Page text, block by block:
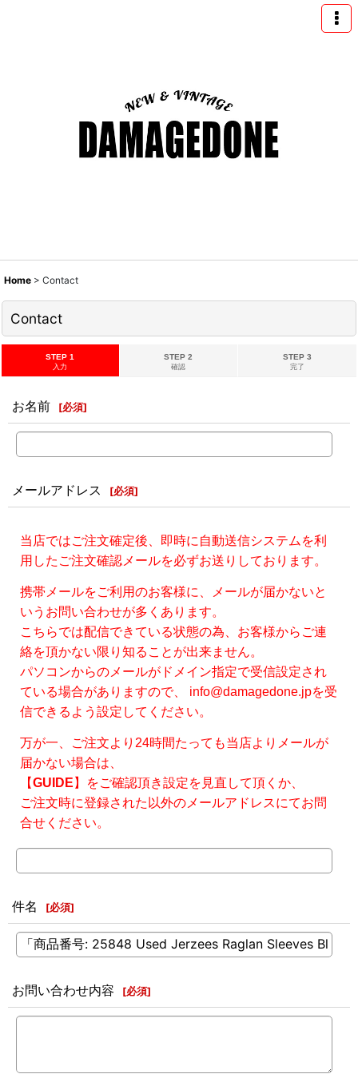
Home > Contact
Contact
STEP 1
入力
STEP 2
確認
STEP 3
完了
お名前 [必須]
メールアドレス [必須]
当店ではご注文確定後、即時に自動送信システムを利
用したご注文確認メールを必ずお送りしております。
携帯メールをご利用のお客様に、メールが届かないと
いうお問い合わせが多くあります。
こちらでは配信できている状態の為、お客様からご連
絡を頂かない限り知ることが出来ません。
パソコンからのメールがドメイン指定で受信設定され
ている場合がありますので、 info@damagedone.jpを受
信できるよう設定してください。
万が一、ご注文より24時間たっても当店よりメールが
届かない場合は、
【GUIDE 】をご確認頂き設定を見直して頂くか、
ご注文時に登録された以外のメールアドレスにてお問
合せください。
件名 [必須]
お問い合わせ内容 [必須]